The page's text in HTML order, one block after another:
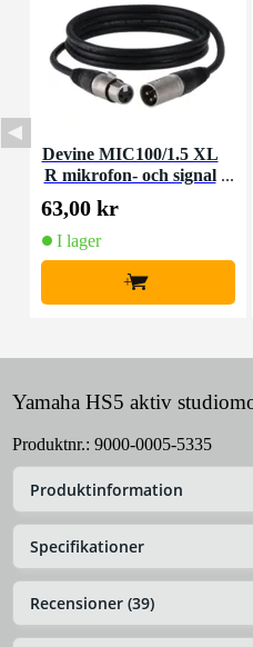
Devine MIC100/1.5 XL
R mikrofon- och signal
kabel 1,5 meter
63,00 kr
I lager
+
Yamaha HS5 aktiv
Produktnr.: 9000-0005-5335
Produktinformation
Specifikationer
Recensioner (39)